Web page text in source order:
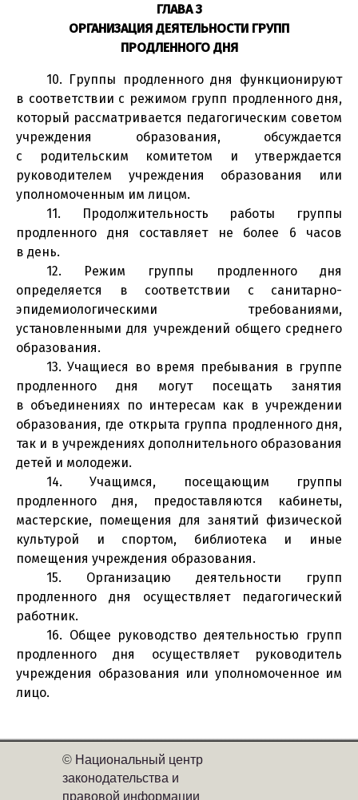
ГЛАВА 3
ОРГАНИЗАЦИЯ ДЕЯТЕЛЬНОСТИ ГРУПП
ПРОДЛЕННОГО ДНЯ
10. Группы продленного дня функционируют
в соответствии с режимом групп продленного дня,
который рассматривается педагогическим советом
учреждения образования, обсуждается
с родительским комитетом и утверждается
руководителем учреждения образования или
уполномоченным им лицом.
11. Продолжительность работы группы
продленного дня составляет не более 6 часов
в день.
12. Режим группы продленного дня
определяется в соответствии с санитарно-
эпидемиологическими требованиями,
установленными для учреждений общего среднего
образования.
13. Учащиеся во время пребывания в группе
продленного дня могут посещать занятия
в объединениях по интересам как в учреждении
образования, где открыта группа продленного дня,
так и в учреждениях дополнительного образования
детей и молодежи.
14. Учащимся, посещающим группы
продленного дня, предоставляются кабинеты,
мастерские, помещения для занятий физической
культурой и спортом, библиотека и иные
помещения учреждения образования.
15. Организацию деятельности групп
продленного дня осуществляет педагогический
работник.
16. Общее руководство деятельностью групп
продленного дня осуществляет руководитель
учреждения образования или уполномоченное им
лицо.
© Национальный центр
законодательства и
правовой информации